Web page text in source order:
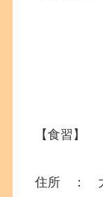
【食習】
住所 ： 大